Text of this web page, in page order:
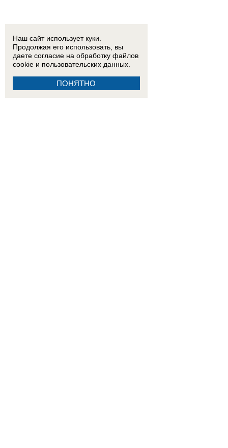
Наш сайт использует куки.
Продолжая его использовать, вы
даете согласие на обработку файлов
cookie и пользовательских данных.
ПОНЯТНО